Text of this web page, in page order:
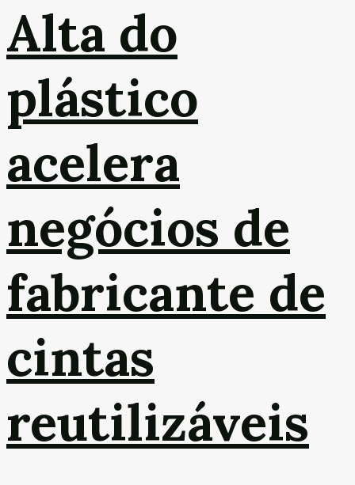
Alta do
plástico
acelera
negócios de
fabricante de
cintas
reutilizáveis